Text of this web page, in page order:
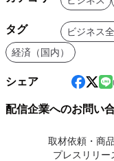
タグ ビジネス
経済（国内）
シェア
配信企業へのお問い
取材依頼・商
プレスリリー